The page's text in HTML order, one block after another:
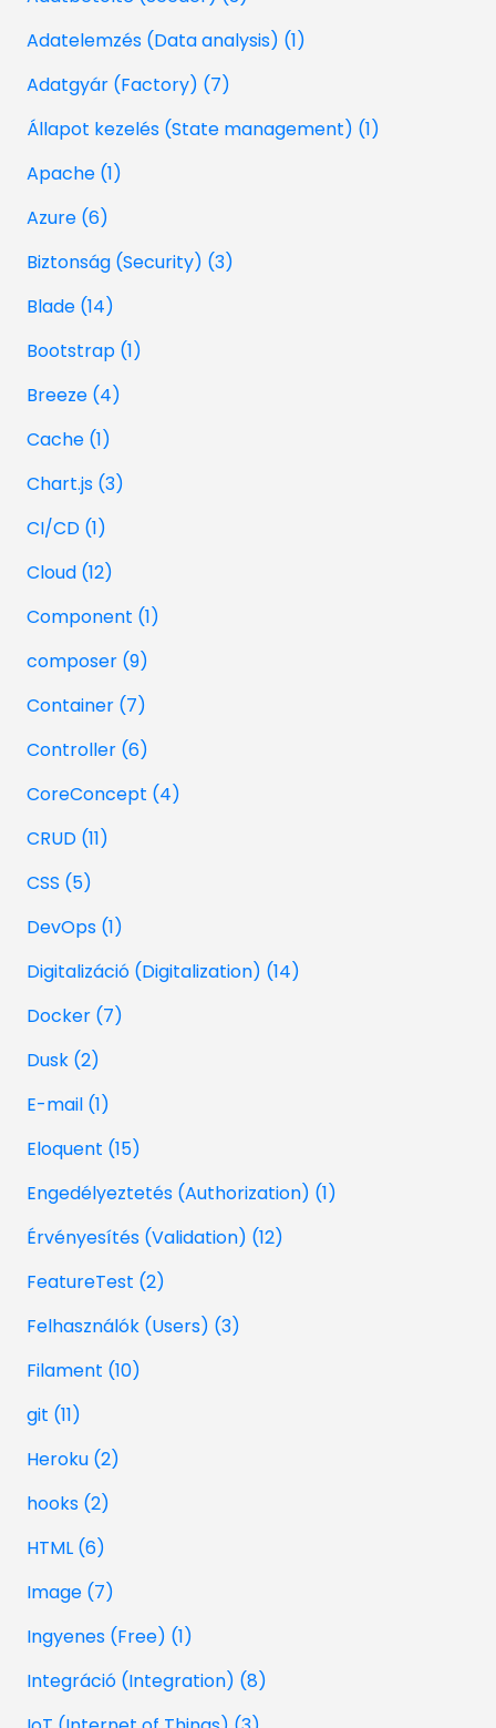
Adatelemzés (Data analysis) (1)
Adatgyár (Factory) (7)
Állapot kezelés (State management) (1)
Apache (1)
Azure (6)
Biztonság (Security) (3)
Blade (14)
Bootstrap (1)
Breeze (4)
Cache (1)
Chart.js (3)
CI/CD (1)
Cloud (12)
Component (1)
composer (9)
Container (7)
Controller (6)
CoreConcept (4)
CRUD (11)
CSS (5)
DevOps (1)
Digitalizáció (Digitalization) (14)
Docker (7)
Dusk (2)
E-mail (1)
Eloquent (15)
Engedélyeztetés (Authorization) (1)
Érvényesítés (Validation) (12)
FeatureTest (2)
Felhasználók (Users) (3)
Filament (10)
git (11)
Heroku (2)
hooks (2)
HTML (6)
Image (7)
Ingyenes (Free) (1)
Integráció (Integration) (8)